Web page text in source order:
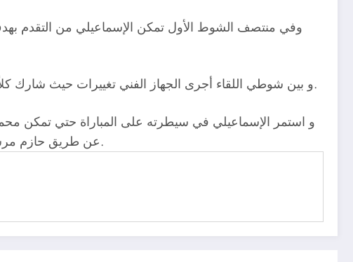
وفي منتصف الشوط الأول تمكن الإسماعيلي من التقدم
و بين شوطي اللقاء أجرى الجهاز الفني تغييرات حيث شارك كلاً من مدحت فقوسة و محمد مخلوف و حازم مرسي و محمود عبدالله و وجيه عبد الحكيم و سايكو و حسن صابر.
و استمر الإسماعيلي في سيطرته على المباراة حتي تمكن
عن طريق حازم مرسي و سايكو حتي تمكن من إحراز الهدف الرابع عن طريق محمد نصر لتنتهى المباراة بأربعة أهداف مقابل هدف.